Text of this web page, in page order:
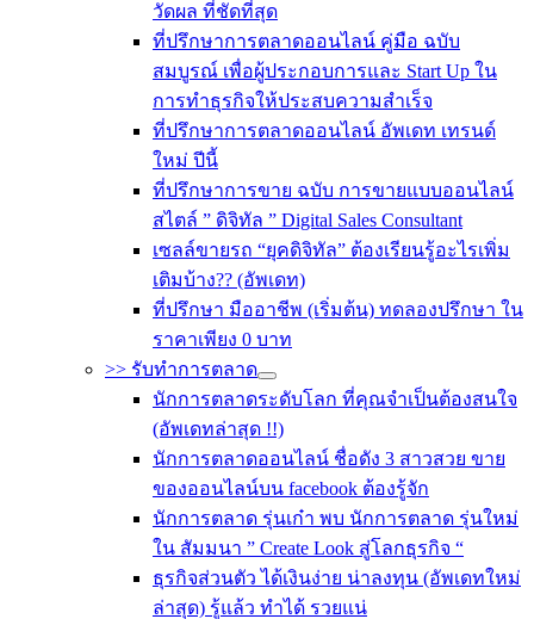
วัดผล ที่ชัดที่สุด
ที่ปรึกษาการตลาดออนไลน์ คู่มือ ฉบับ
สมบูรณ์ เพื่อผู้ประกอบการและ Start Up ใน
การทำธุรกิจให้ประสบความสำเร็จ
ที่ปรึกษาการตลาดออนไลน์ อัพเดท เทรนด์
ใหม่ ปีนี้
ที่ปรึกษาการขาย ฉบับ การขายแบบออนไลน์
สไตล์ ” ดิจิทัล ” Digital Sales Consultant
เซลล์ขายรถ “ยุคดิจิทัล” ต้องเรียนรู้อะไรเพิ่ม
เติมบ้าง?? (อัพเดท)
ที่ปรึกษา มืออาชีพ (เริ่มต้น) ทดลองปรึกษา ใน
ราคาเพียง 0 บาท
>> รับทำการตลาด
นักการตลาดระดับโลก ที่คุณจำเป็นต้องสนใจ
(อัพเดทล่าสุด !!)
นักการตลาดออนไลน์ ชื่อดัง 3 สาวสวย ขาย
ของออนไลน์บน facebook ต้องรู้จัก
นักการตลาด รุ่นเก๋า พบ นักการตลาด รุ่นใหม่
ใน สัมมนา ” Create Look สู่โลกธุรกิจ “
ธุรกิจส่วนตัว ได้เงินง่าย น่าลงทุน (อัพเดทใหม่
ล่าสุด) รู้แล้ว ทำได้ รวยแน่